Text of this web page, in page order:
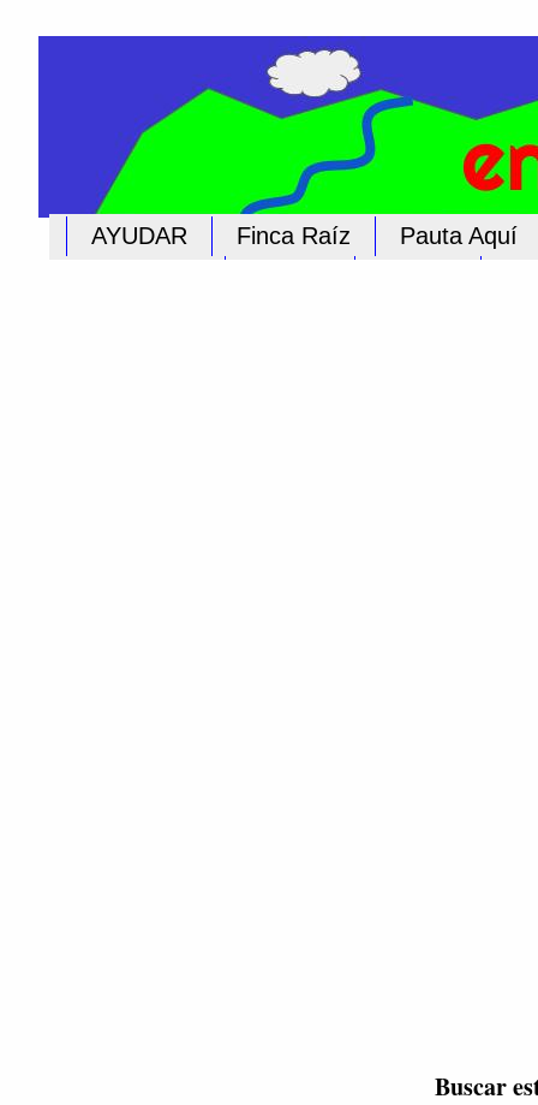
AYUDAR Finca Raíz
Pauta Aquí
Buscar